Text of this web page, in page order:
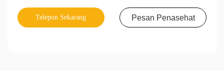
Telepon Sekarang Pesan Penasehat